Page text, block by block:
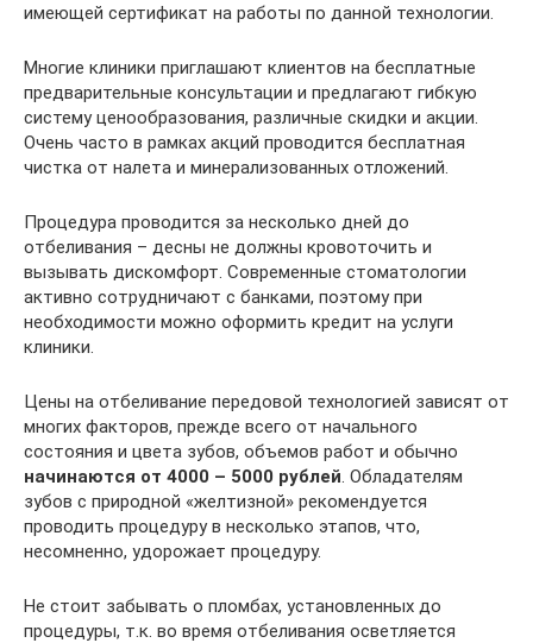
имеющей сертификат на работы по данной технологии.
Многие клиники приглашают клиентов на бесплатные
предварительные консультации и предлагают гибкую
систему ценообразования, различные скидки и акции.
Очень часто в рамках акций проводится бесплатная
чистка от налета и минерализованных отложений.
Процедура проводится за несколько дней до
отбеливания – десны не должны кровоточить и
вызывать дискомфорт. Современные стоматологии
активно сотрудничают с банками, поэтому при
необходимости можно оформить кредит на услуги
клиники.
Цены на отбеливание передовой технологией зависят от
многих факторов, прежде всего от начального
состояния и цвета зубов, объемов работ и обычно
начинаются от 4000 – 5000 рублей . Обладателям
зубов с природной «желтизной» рекомендуется
проводить процедуру в несколько этапов, что,
несомненно, удорожает процедуру.
Не стоит забывать о пломбах, установленных до
процедуры, т.к. во время отбеливания осветляется